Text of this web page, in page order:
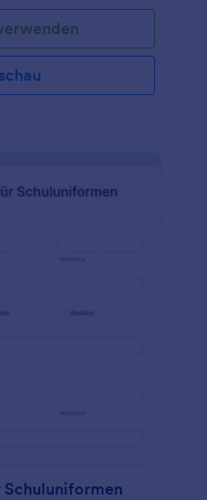
jedoch das Paypal-
Zahlungsportale
usw. ersetzen.
ermöglicht es Ihnen,
ihre Preise zu